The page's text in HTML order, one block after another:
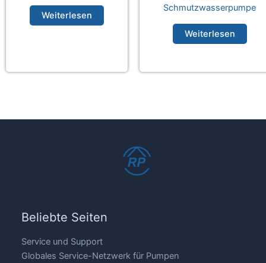
Weiterlesen
Schmutzwasserpumpe
Weiterlesen
Beliebte Seiten
Service und Support
Globales Service-Netzwerk für Pumpen